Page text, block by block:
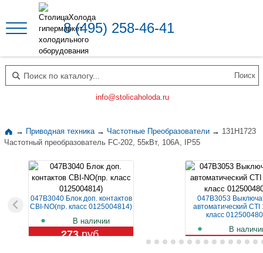
8 (495) 258-46-41
Поиск по каталогу
info@stolicaholoda.ru
→ Приводная техника → Частотные Преобразователи → 131H1723
Частотный преобразователь FC-202, 55кВт, 106А, IP55
047B3040 Блок доп. контактов
CBI-NO(пр. класс 0125004814)
В наличии
273руб.
047B3053
автоматический CTI
класс
В
1 129 руб.